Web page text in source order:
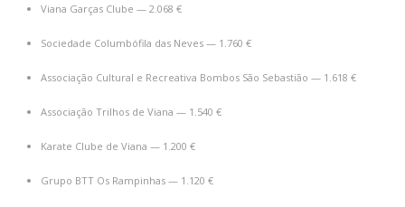
Viana Garças Clube — 2.068 €
Sociedade Columbófila das Neves — 1.760 €
Associação Cultural e Recreativa Bombos São Sebastião — 1.618 €
Associação Trilhos de Viana — 1.540 €
Karate Clube de Viana — 1.200 €
Grupo BTT Os Rampinhas — 1.120 €